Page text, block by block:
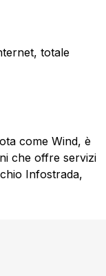
totale
come Wind, è
che offre servizi
Infostrada,